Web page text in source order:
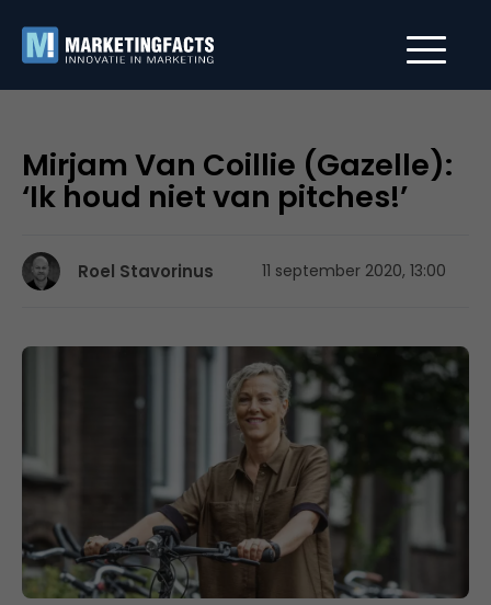
Mirjam Van Coillie (Gazelle):
‘Ik houd niet van pitches!’
Roel Stavorinus 11 september 2020, 13:00